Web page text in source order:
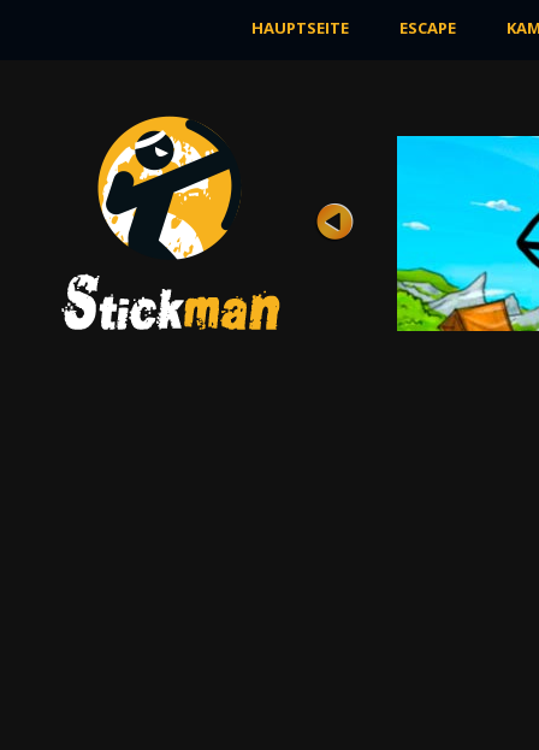
HAUPTSEITE ESCAPE
EINKAUFSWAGEN
Bewertung
Die Einkaufswagen können ein
ausgezeichnetes Transportmittel sein.
Vertraue nicht?...
JETZT SPIELEN